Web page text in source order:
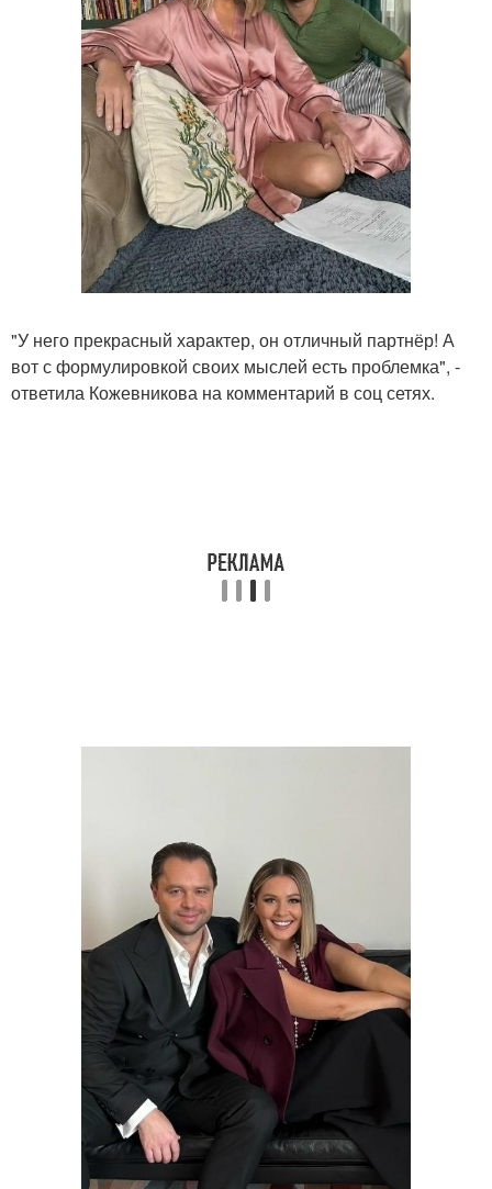
"У него прекрасный характер, он отличный партнёр! А
вот с формулировкой своих мыслей есть проблемка", -
ответила Кожевникова на комментарий в соц сетях.